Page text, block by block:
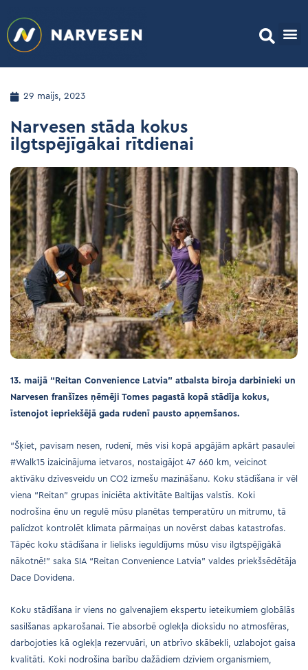
29 maijs, 2023
Narvesen stāda kokus
ilgtspējīgākai rītdienai
13. maijā “Reitan Convenience Latvia” atbalsta biroja darbinieki un
Narvesen franšīzes ņēmēji Tomes pagastā kopā stādīja kokus,
īstenojot iepriekšējā gada rudenī pausto apņemšanos.
“Šķiet, pavisam nesen, rudenī, mēs visi kopā apgājām apkārt pasaulei
#Walk15 izaicinājuma ietvaros, nostaigājot 47 660 km, veicinot
aktīvāku dzīvesveidu un CO2 izmešu mazināšanu. Koku stādīšana ir vēl
viena “Reitan” grupas iniciēta aktivitāte Baltijas valstīs. Koki
nodrošina ēnu un regulē mūsu planētas temperatūru un mitrumu, tā
palīdzot kontrolēt klimata pārmaiņas un novērst dabas katastrofas.
Tāpēc koku stādīšana ir lielisks ieguldījums mūsu visu ilgtspējīgākā
nākotnē!” saka SIA “Reitan Convenience Latvia” valdes priekšsēdētāja
Dace Dovidena.
Koku stādīšana ir viens no galvenajiem ekspertu ieteikumiem globālās
sasilšanas apkarošanai. Tie absorbē oglekļa dioksīdu no atmosfēras,
darbojoties kā oglekļa rezervuāri, un atbrīvo skābekli, uzlabojot gaisa
kvalitāti. Koki nodrošina barību dažādiem dzīviem organismiem,